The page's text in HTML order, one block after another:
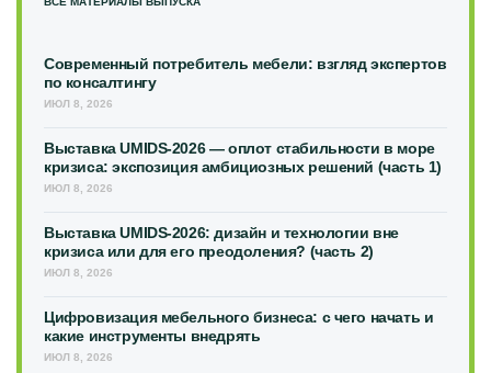
Современный потребитель мебели: взгляд экспертов
по консалтингу
ИЮЛ 8, 2026
Выставка UMIDS-2026 — оплот стабильности в море
кризиса: экспозиция амбициозных решений (часть 1)
ИЮЛ 8, 2026
Выставка UMIDS-2026: дизайн и технологии вне
кризиса или для его преодоления? (часть 2)
ИЮЛ 8, 2026
Цифровизация мебельного бизнеса: с чего начать и
какие инструменты внедрять
ИЮЛ 8, 2026